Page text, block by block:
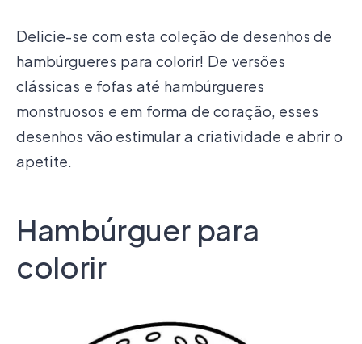
Delicie-se com esta coleção de desenhos de
hambúrgueres para colorir! De versões
clássicas e fofas até hambúrgueres
monstruosos e em forma de coração, esses
desenhos vão estimular a criatividade e abrir o
apetite.
Hambúrguer para
colorir